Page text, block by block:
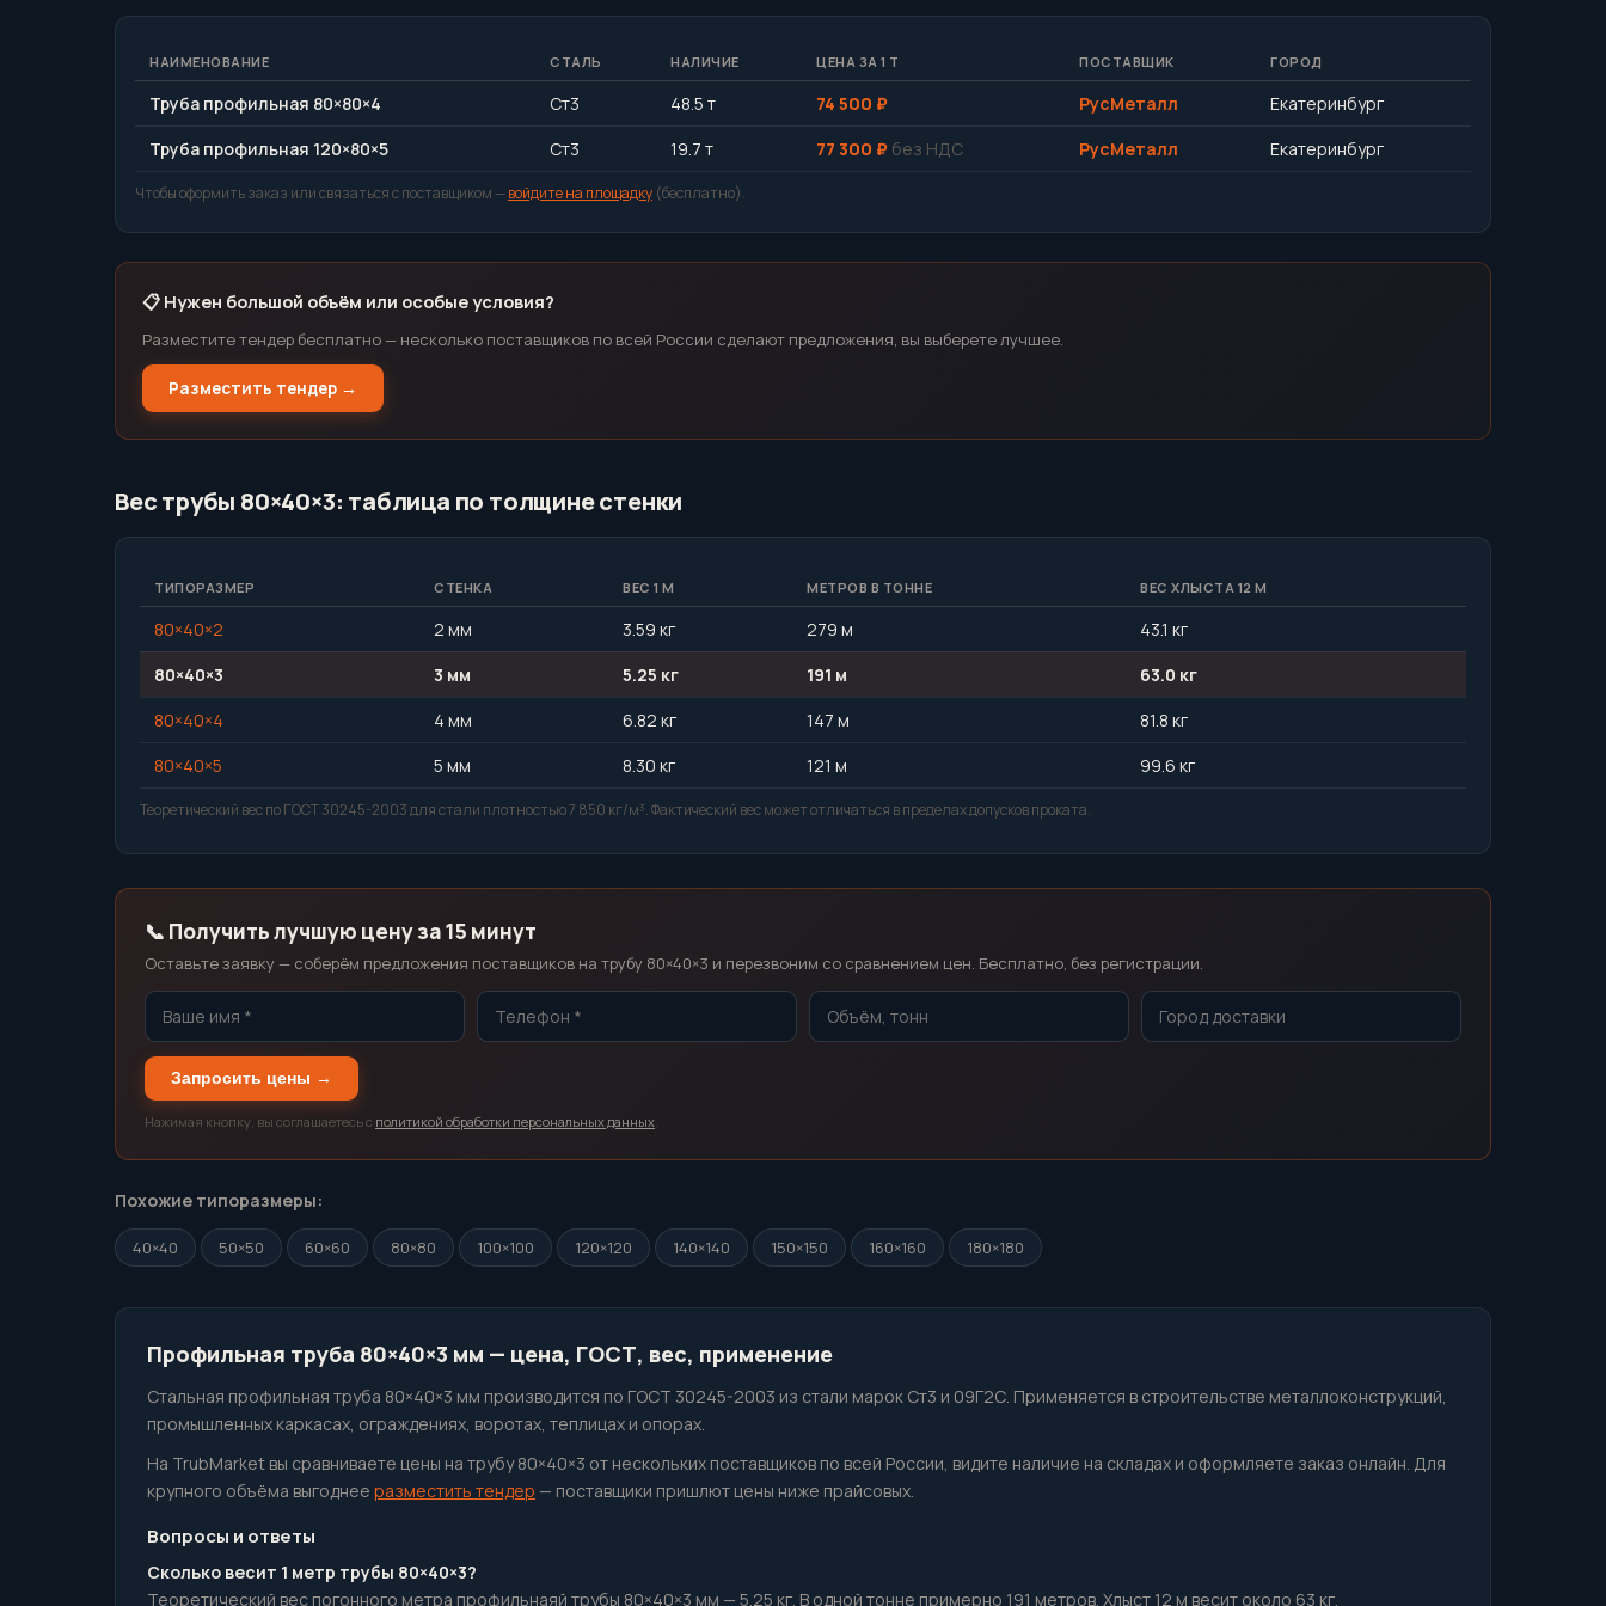
НАИМЕНОВАНИЕ СТАЛЬ НАЛИЧИЕ ЦЕНА ЗА 1 Т ПОСТАВЩИК ГОРОД
Труба профильная 80×80×4 Ст3 48.5 т 74 500 ₽ РусМеталл
Екатеринбург
Труба профильная 120×80×5
Ст3 19.7 т 77 300 ₽ без НДС РусМеталл Екатеринбург
Чтобы оформить заказ или связаться с поставщиком —войдите на площадку (бесплатно).
📋 Нужен большой объём или особые условия?
Разместите тендер бесплатно — несколько поставщиков по всей России сделают предложения, вы выберете лучшее.
Разместить тендер →
Вес трубы 80×40×3: таблица по толщине стенки
ТИПОРАЗМЕР СТЕНКА ВЕС 1 М МЕТРОВ В ТОННЕ ВЕС ХЛЫСТА 12 М
80×40×2 2 мм 3.59 кг 279 м
43.1 кг
80×40×3
3 мм 5.25 кг 191 м
63.0 кг
80×40×4
4 мм 6.82 кг 147 м
81.8 кг
80×40×5
5 мм 8.30 кг 121 м 99.6 кг
Теоретический вес по ГОСТ 30245-2003 для стали плотностью 7 850 кг/м³. Фактический вес может отличаться в пределах допусков проката.
📞 Получить лучшую цену за 15 минут
Оставьте заявку — соберём предложения поставщиков на трубу 80×40×3 и перезвоним со сравнением цен. Бесплатно, без регистрации.
Запросить цены →
Нажимая кнопку, вы соглашаетесь с политикой обработки персональных данных.
Похожие типоразмеры:
40×40 50×50 60×60 80×80 100×100 120×120 140×140 150×150 160×160 180×180
Профильная труба 80×40×3 мм — цена, ГОСТ, вес, применение
Стальная профильная труба 80×40×3 мм производится по ГОСТ 30245-2003 из стали марок Ст3 и 09Г2С. Применяется в строительстве металлоконструкций,
промышленных каркасах, ограждениях, воротах, теплицах и опорах.
На TrubMarket вы сравниваете цены на трубу 80×40×3 от нескольких поставщиков по всей России, видите наличие на складах и оформляете заказ онлайн. Для
крупного объёма выгоднее разместить тендер — поставщики пришлют цены ниже прайсовых.
Вопросы и ответы
Сколько весит 1 метр трубы 80×40×3?
Теоретический вес погонного метра профильнаяй трубы 80×40×3 мм — 5.25 кг. В одной тонне примерно 191 метров. Хлыст 12 м весит около 63 кг.